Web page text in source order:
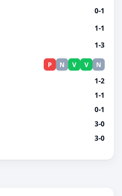
0-1
1-1
1-3
P N V V N
1-2
1-1
0-1
3-0
3-0